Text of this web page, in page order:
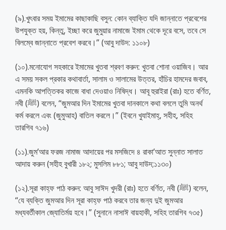
(৯).খুৎবার সময় ইমামের কাছাকাছি বসুন: কোন ব্যাক্তি যদি জান্নাতে প্রবেশের
উপযুক্ত হয়, কিন্তু, ইচ্ছা করে জুমুয়ার নামাজে ইমাম থেকে দূরে বসে, তবে সে
বিলম্বে জান্নাতে প্রবেশ করবে।” (আবু দাউদ: ১১০৮)
(১০).মনোযোগ সহকারে ইমামের খুতবা শ্রবণ করুন: খুতবা শোনা ওয়াজিব। আর
এ সময় সকল প্রকার কথাবার্তা, সালাম ও সালামের উত্তর, হাঁচির হামদের জবাব,
এমনকি আপত্তিকর কাজে বাধা দেওয়াও নিষিদ্ধ। আবূ হুরাইরা (রাঃ) হতে বর্ণিত,
নবী (ﷺ) বলেন, “জুমআর দিন ইমামের খুতবা দানকালে কথা বললে তুমি অনর্থ
কর্ম করলে এবং (জুমুআহ) বাতিল করলে।” (ইবনে খুযাইমাহ্‌, সহীহ, সহিহ
তারগিব ৭১৬)
(১১).জুম’আর ফরজ নামাজ আদায়ের পর মসজিদে ৪ রাকা’আত সুন্নাত সালাত
আদায় করুন (সহীহ বুখারী ১৮২; মুসলিম ৮৮১; আবু দাউদ;১১৩০)
(১২).সূরা কাহ্‌ফ পাঠ করুন: আবু সাঈদ খুদরী (রাঃ) হতে বর্ণিত, নবী (ﷺ) বলেন,
“যে ব্যক্তি জুমআর দিন সূরা কাহ্‌ফ পাঠ করবে তার জন্য দুই জুমআর
মধ্যবর্তীকাল জ্যোতির্ময় হবে।” (সুনানে নাসাঈ বায়হাকী, সহিহ তারগিব ৭৩৫)